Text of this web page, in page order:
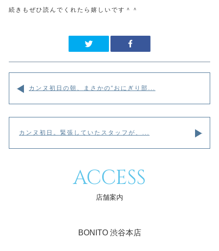
続きもぜひ読んでくれたら嬉しいです＾＾
カンヌ初日の朝、まさかの“おにぎり部...
カンヌ初日。緊張していたスタッフが、...
ACCESS
店舗案内
BONITO 渋谷本店